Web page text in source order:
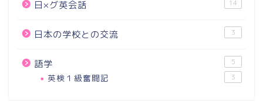
日×グ英会話 14
日本の学校との交流 3
語学 5
英検１級奮闘記 3